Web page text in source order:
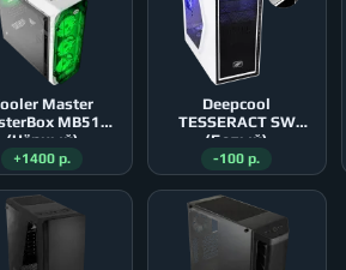
Master
MB511
(Чёрный)
+1400 р.
Deepcool
TESSERACT SW
(Белый)
-100 р.